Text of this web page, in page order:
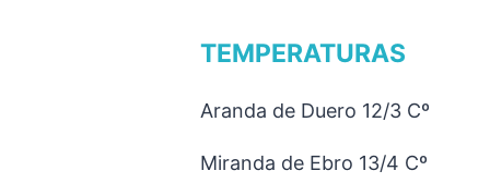
TEMPERATURAS
Aranda de Duero 12/3 Cº
Miranda de Ebro 13/4 Cº